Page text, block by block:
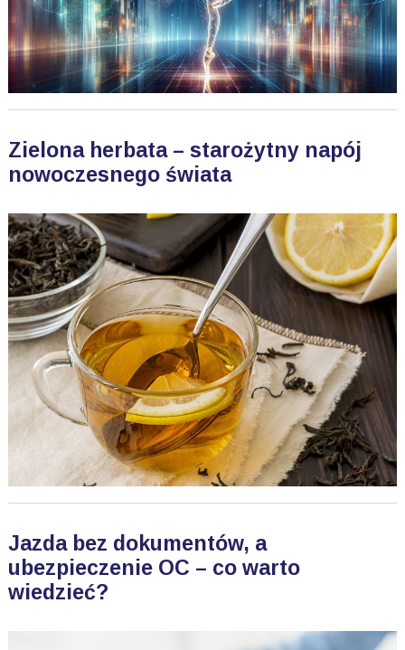
Zielona herbata – starożytny napój
nowoczesnego świata
Jazda bez dokumentów, a
ubezpieczenie OC – co warto
wiedzieć?